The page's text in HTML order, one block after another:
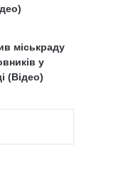
міськраду
у
(Відео)